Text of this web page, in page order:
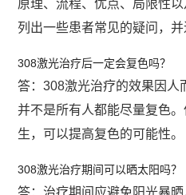
原理、流程、优点、局限性
列出一些患者常见的疑问，并
308激光治疗后一定会复色吗？
答：308激光治疗的效果因人
并不是所有人都能尽量复色
生，可以提高复色的可能性。
308激光治疗期间可以晒太阳吗？
答：治疗期间应避免阳光暴